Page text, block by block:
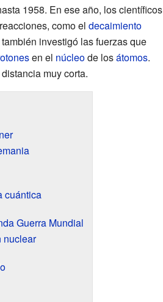
1958. En ese año, los científicos
como el decaimiento
investigó las fuerzas que
en el núcleode losátomos.
muy corta.
cuántica
Guerra Mundial
nuclear